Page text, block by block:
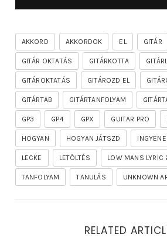
AKKORD AKKORDOK EL GITÁR
GITÁR OKTATÁS GITÁRKOTTA
GITÁROKTATÁS GITÁROZD EL
GITÁRTAB GITÁRTANFOLYAM
GP3 GP4 GPX GUITAR PRO
HOGYAN HOGYAN JÁTSZD
LECKE LETÖLTÉS LOW MANS LYRIC
TANFOLYAM TANULÁS UNKNOWN
RELATED